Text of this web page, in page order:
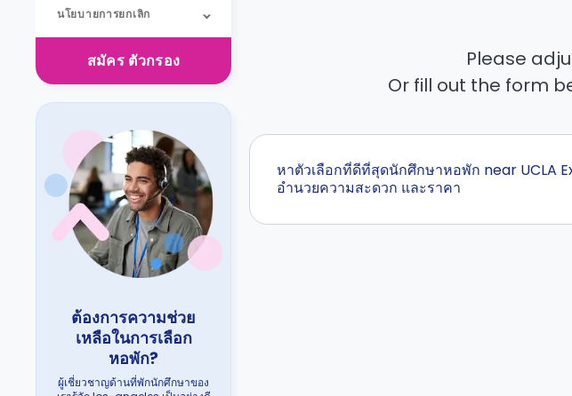
นโยบายการยกเลิก
สมัคร ตัวกรอง
ต้องการความช่วย
เหลือในการเลือก
หอพัก?
ผู้เชี่ยวชาญด้านที่พักนักศึกษาของ
Please
Or fill out the form
หาตัวเลือกที่ดีที่สุดนักศึกษาหอพัก near UCLA
อำนวยความสะดวก และราคา